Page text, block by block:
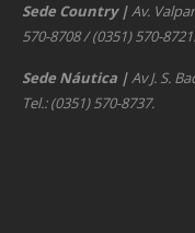
Sede Country |Av.
570-8708 / (0351) 570-8721.
Sede Náutica |Av J. S.
Tel.: (0351) 570-8737.